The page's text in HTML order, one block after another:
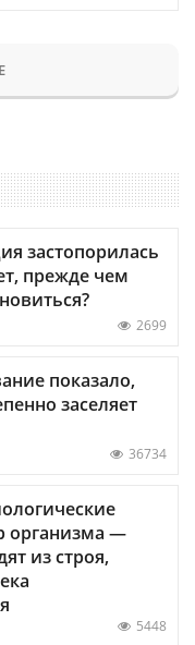
застопорилась
прежде чем
2699
показало,
заселяет
36734
организма —
из строя,
5448